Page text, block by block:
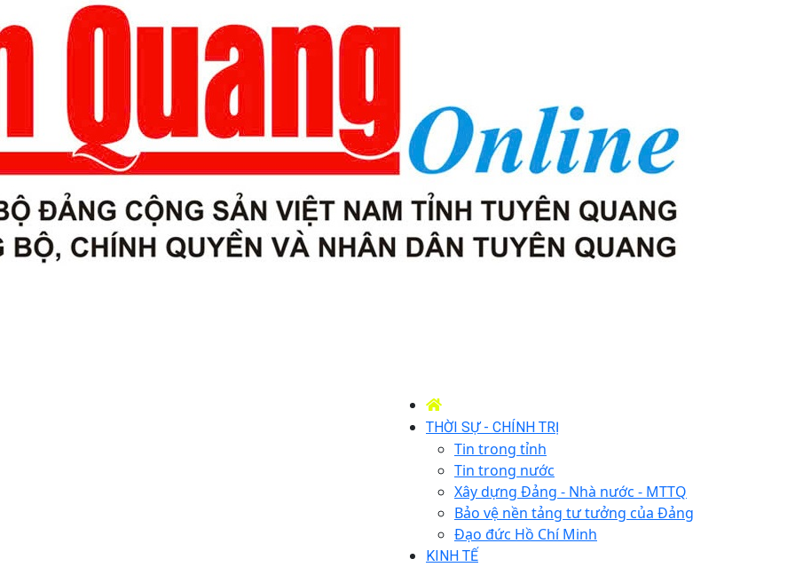
THỜI SỰ - CHÍNH TRỊ
Tin trong tỉnh
Tin trong nước
Xây dựng Đảng - Nhà nước - MTTQ
Bảo vệ nền tảng tư tưởng của Đảng
Đạo đức Hồ Chí Minh
KINH TẾ